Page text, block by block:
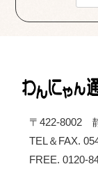
〒422-8002
TEL＆FAX.
FREE. 0120-